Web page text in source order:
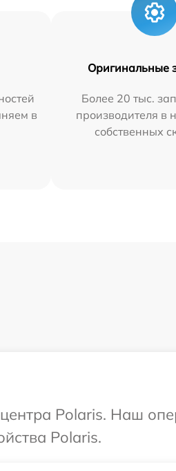
в
Оригинальные
Более 20 тыс.
производителя в
собственных
Polaris. Наш
Polaris.